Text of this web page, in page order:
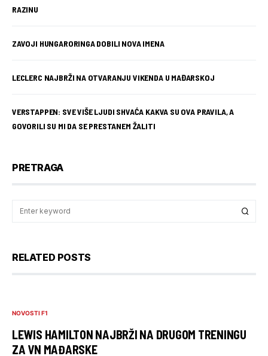
RAZINU
ZAVOJI HUNGARORINGA DOBILI NOVA IMENA
LECLERC NAJBRŽI NA OTVARANJU VIKENDA U MAĐARSKOJ
VERSTAPPEN: SVE VIŠE LJUDI SHVAĆA KAKVA SU OVA PRAVILA, A
GOVORILI SU MI DA SE PRESTANEM ŽALITI
PRETRAGA
RELATED POSTS
NOVOSTI F1
LEWIS HAMILTON NAJBRŽI NA DRUGOM TRENINGU
ZA VN MAĐARSKE